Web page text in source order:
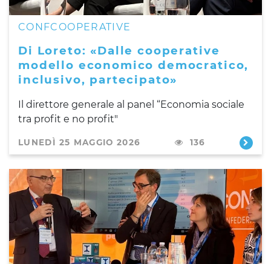
CONFCOOPERATIVE
Di Loreto: «Dalle cooperative
modello economico democratico,
inclusivo, partecipato»
Il direttore generale al panel “Economia sociale
tra profit e no profit"
LUNEDÌ 25 MAGGIO 2026 136